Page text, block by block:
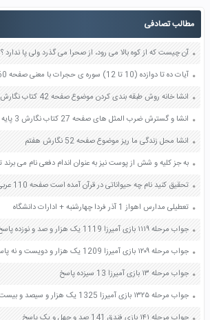
مطالب تصادفی
آن چیست که از کوه بالا می رود، از صحرا می گذرد ولی پا ندارد ؟
آیات ده تا دوازده (10 تا 12) سوره ی حجرات با معنی صفحه 60 هدیه های آسمان ششم
انشا خانه روش طبقه بندی كردن موضوع صفحه 42 کتاب نگارش پایه کلاس هفتم
انشا و گسترش ضرب المثل های صفحه 27 کتاب نگارش 3 پایه دوازدهم مثل نویسی
انشا محل زندگی ما ریز موضوع صفحه 52 نگارش هفتم
تحقیق کنید نام چه حیواناتی در قرآن آمده است صفحه 110 عربی هشتم
تعطیلی مدارس اهواز 1 آذر فردا چهارشنبه + ادارات دانشگاه
جواب مرحله ۱۱۱۹ بازی آمیرزا 1119 یک هزار و صد و نوزده پاسخ
جواب مرحله ۱۲۰۹ بازی آمیرزا 1209 یک هزار و دویست و نه پاسخ
جواب مرحله ۱۳ بازی آمیرزا 13 سیزده پاسخ
جواب مرحله ۱۳۲۵ بازی آمیرزا 1325 یک هزار و سیصد و بیست و پنج پاسخ